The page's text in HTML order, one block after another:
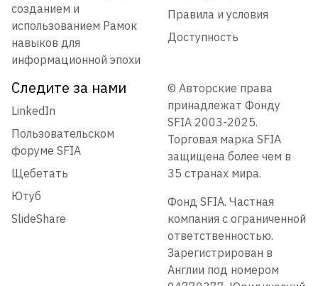
созданием и
использованием Рамок
навыков для
информационной эпохи
Правила и условия
Доступность
Следите за нами
LinkedIn
Пользовательском
форуме SFIA
Щебетать
Ютуб
SlideShare
© Авторские права
принадлежат Фонду
SFIA 2003-2025.
Торговая марка SFIA
защищена более чем в
35 странах мира.
Фонд SFIA. Частная
компания с ограниченной
ответственностью.
Зарегистрирован в
Англии под номером